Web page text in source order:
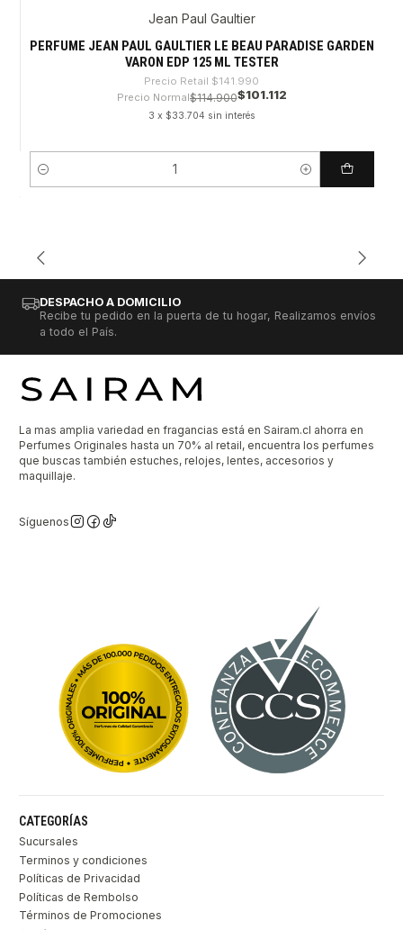
Nuevo
Jean Paul Gaultier
PERFUME JEAN PAUL GAULTIER LE BEAU PARADISE GARDEN
VARON EDP 125 ML TESTER
Precio Retail $141.990
Precio Normal$114.900$101.112
3 x $33.704 sin interés
Cantidad
DESPACHO A DOMICILIO
Recibe tu pedido en la puerta de tu hogar, Realizamos envíos
a todo el País.
La mas amplia variedad en fragancias está en Sairam.cl ahorra en
Perfumes Originales hasta un 70% al retail, encuentra los perfumes
que buscas también estuches, relojes, lentes, accesorios y
maquillaje.
Síguenos
CATEGORÍAS
Sucursales
Terminos y condiciones
Políticas de Privacidad
Políticas de Rembolso
Términos de Promociones